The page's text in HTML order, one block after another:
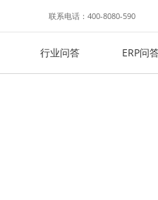
联系电话：400-8080-590
行业问答 ERP问